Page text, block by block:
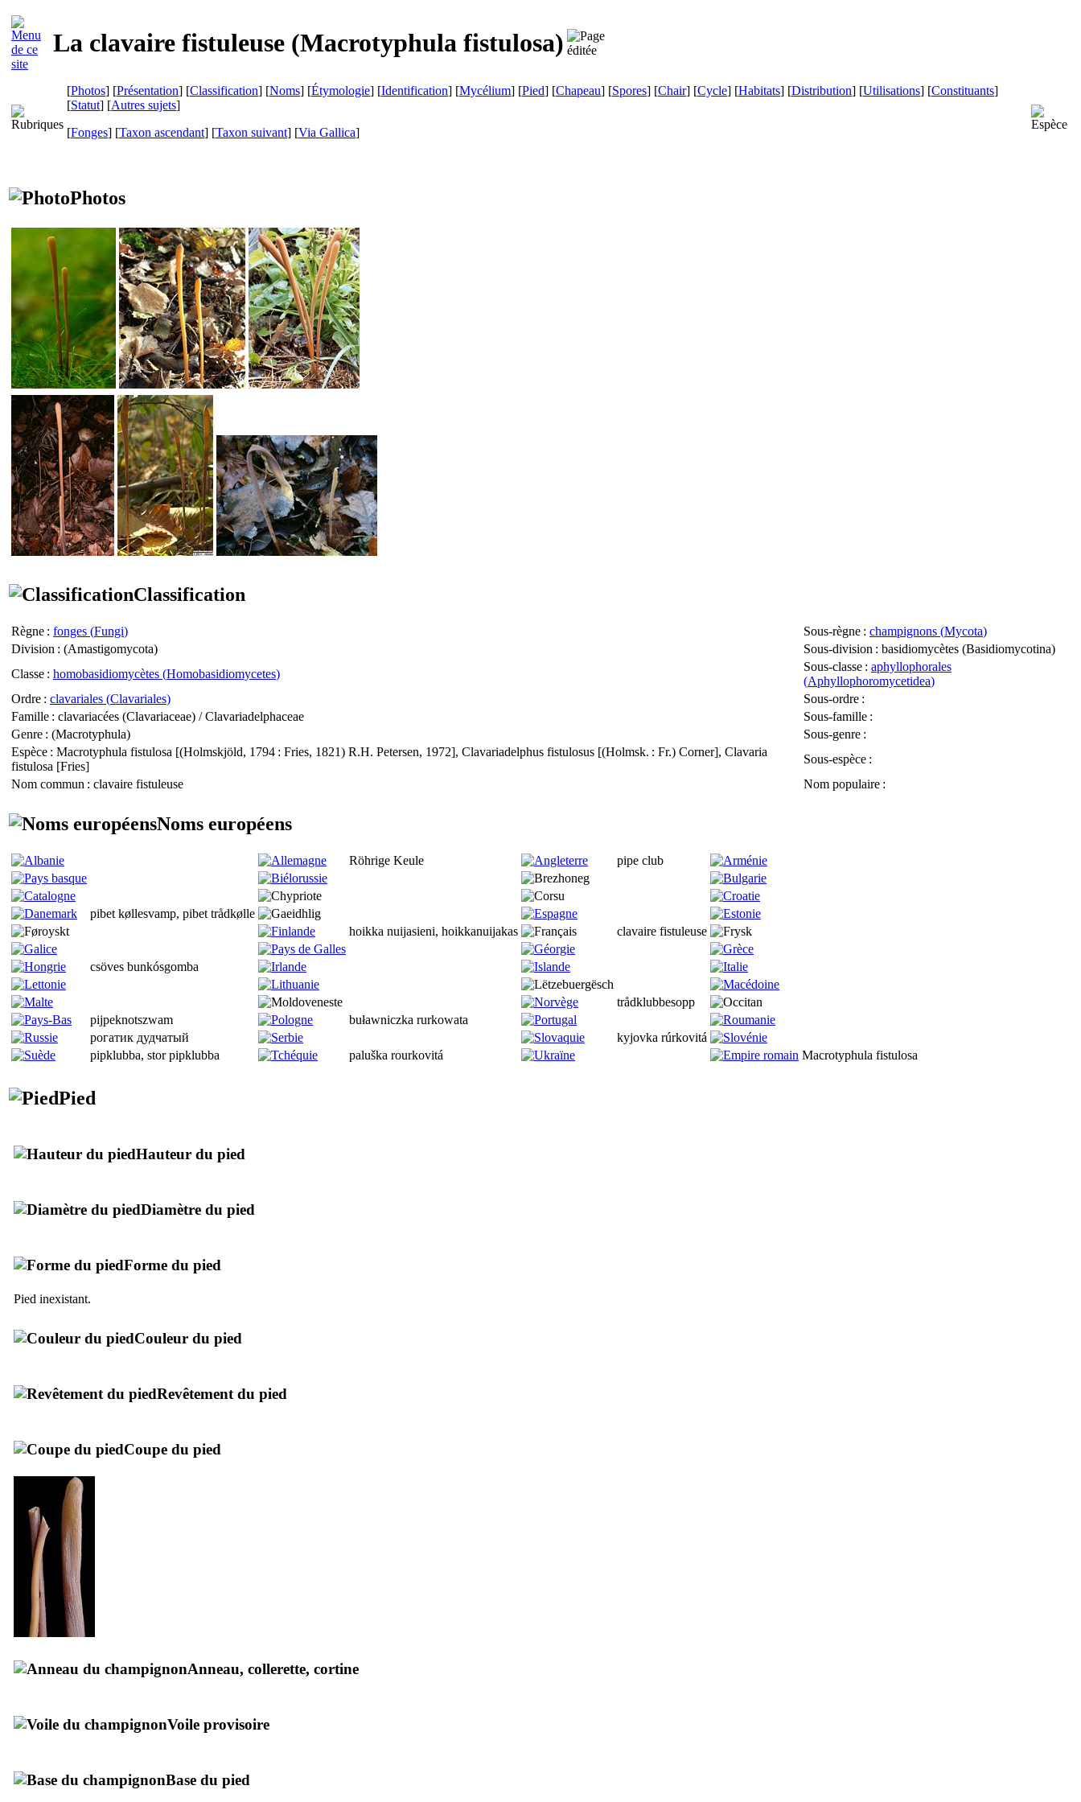
La clavaire fistuleuse (Macrotyphula fistulosa)
[Photos] [Présentation] [Classification] [Noms] [Étymologie] [Identification] [Mycélium] [Pied] [Chapeau] [Spores] [Chair] [Cycle] [Habitats] [Distribution] [Utilisations] [Constituants]
[Statut] [Autres sujets]
[Fonges] [Taxon ascendant] [Taxon suivant] [Via Gallica]
Photos
Classification
Règne : fonges (Fungi) Sous-règne : champignons (Mycota)
Division : (Amastigomycota) Sous-division : basidiomycètes (Basidiomycotina)
Classe : homobasidiomycètes (Homobasidiomycetes)
Sous-classe : aphyllophorales
(Aphyllophoromycetidea)
Ordre : clavariales (Clavariales) Sous-ordre :
Famille : clavariacées (Clavariaceae) /Clavariadelphaceae Sous-famille :
Genre : (Macrotyphula) Sous-genre :
Espèce : Macrotyphula fistulosa [(Holmskjöld, 1794 : Fries, 1821) R.H. Petersen, 1972], Clavariadelphus fistulosus [(Holmsk. : Fr.) Corner], Clavaria
fistulosa [Fries]
Sous-espèce :
Nom commun : clavaire fistuleuse Nom populaire :
Noms européens
Röhrige Keule pipe club
pibet køllesvamp, pibet trådkølle
hoikka nuijasieni, hoikkanuijakas
clavaire fistuleuse
csöves bunkósgomba
trådklubbesopp
pijpeknotszwam
buławniczka rurkowata
рогатик дудчатый
kyjovka rúrkovitá
pipklubba, stor pipklubba
paluška rourkovitá Macrotyphula fistulosa
Pied
Hauteur du pied
Diamètre du pied
Forme du pied
Pied inexistant.
Couleur du pied
Revêtement du pied
Coupe du pied
Anneau, collerette, cortine
Voile provisoire
Base du pied